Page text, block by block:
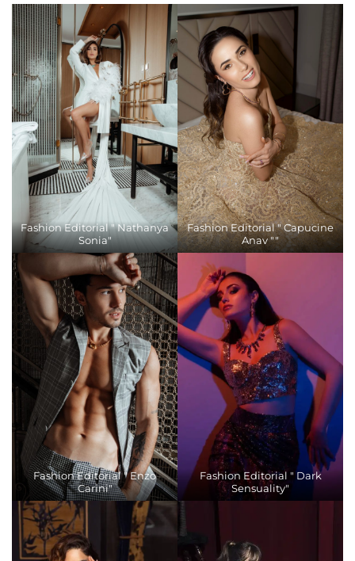
Fashion Editorial " Nathanya
Sonia"
Fashion Editorial " Capucine
Anav ""
Fashion Editorial " Enzo
Carini"
Fashion Editorial " Dark
Sensuality"